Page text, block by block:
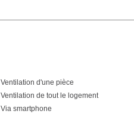
Ventilation d'une pièce
Ventilation de tout le logement
Via smartphone